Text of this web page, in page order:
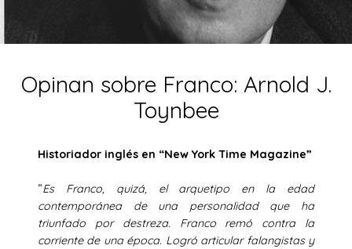
Opinan sobre Franco: Arnold J.
Toynbee
Historiador inglés en “New York Time Magazine”
“Es Franco, quizá, el arquetipo en la edad
contemporánea de una personalidad que ha
triunfado por destreza. Franco remó contra la
corriente de una época. Logró articular falangistas y